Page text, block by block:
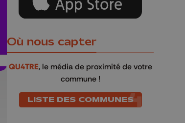
Où nous capter
QU4TRE, le média de proximité de votre
commune !
LISTE DES COMMUNES